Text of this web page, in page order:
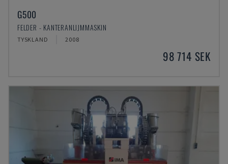
G500
FELDER - KANTERANLIJMMASKIN
TYSKLAND 2008
98 714 SEK